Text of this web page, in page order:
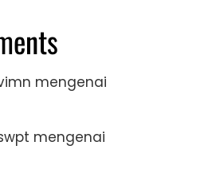
mengenai
mengenai